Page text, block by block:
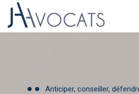
Anticiper, conseiller,